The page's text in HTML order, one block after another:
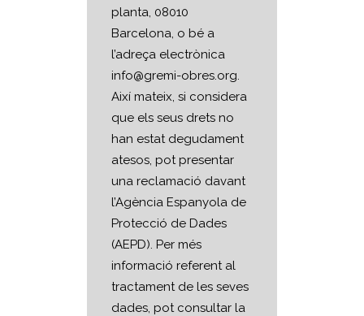
planta, 08010
Barcelona, o bé a
l’adreça electrònica
info@gremi-obres.org.
Així mateix, si considera
que els seus drets no
han estat degudament
atesos, pot presentar
una reclamació davant
l’Agència Espanyola de
Protecció de Dades
(AEPD). Per més
informació referent al
tractament de les seves
dades, pot consultar la